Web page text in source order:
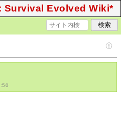
Survival Evolved Wiki*